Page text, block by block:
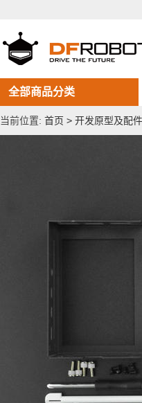
屏
树
莓
派
4
金
属
外
全部商品分类
当前位置: 首页 > 开发原型及配件